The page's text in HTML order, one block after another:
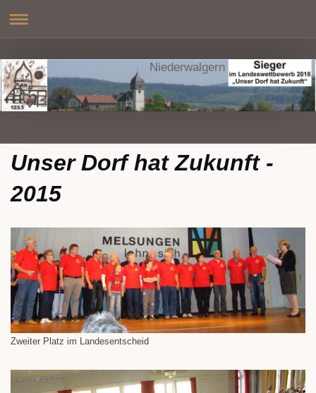
Niederwalgern
Unser Dorf hat Zukunft -
2015
Zweiter Platz im Landesentscheid